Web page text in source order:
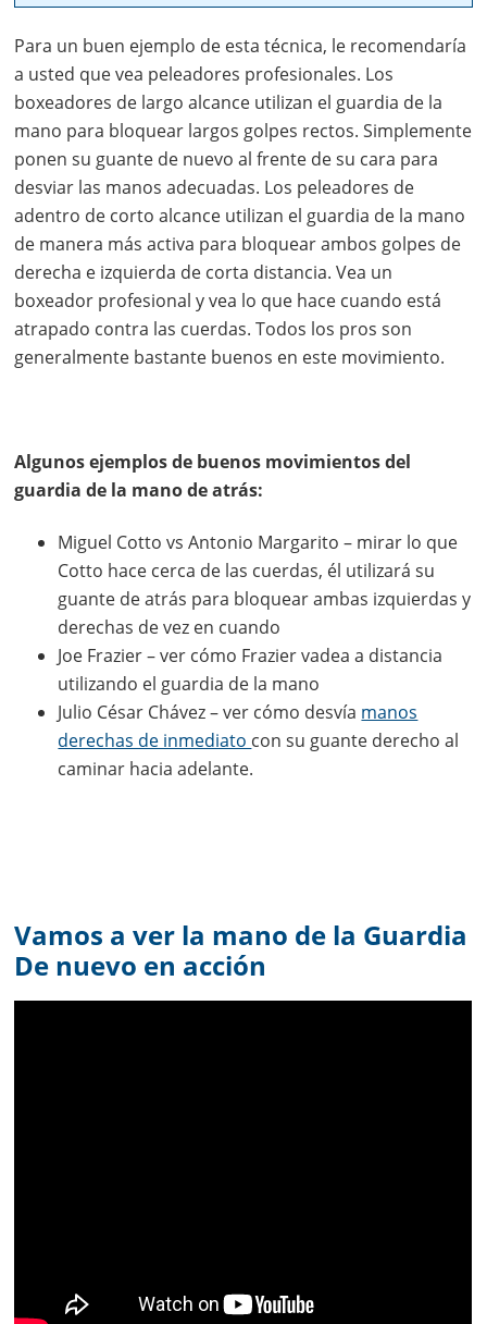
Para un buen ejemplo de esta técnica, le recomendaría
a usted que vea peleadores profesionales. Los
boxeadores de largo alcance utilizan el guardia de la
mano para bloquear largos golpes rectos. Simplemente
ponen su guante de nuevo al frente de su cara para
desviar las manos adecuadas. Los peleadores de
adentro de corto alcance utilizan el guardia de la mano
de manera más activa para bloquear ambos golpes de
derecha e izquierda de corta distancia. Vea un
boxeador profesional y vea lo que hace cuando está
atrapado contra las cuerdas. Todos los pros son
generalmente bastante buenos en este movimiento.
Algunos ejemplos de buenos movimientos del
guardia de la mano de atrás:
Miguel Cotto vs Antonio Margarito – mirar lo que
Cotto hace cerca de las cuerdas, él utilizará su
guante de atrás para bloquear ambas izquierdas y
derechas de vez en cuando
Joe Frazier – ver cómo Frazier vadea a distancia
utilizando el guardia de la mano
Julio César Chávez – ver cómo desvía manos
derechas de inmediato con su guante derecho al
caminar hacia adelante.
Vamos a ver la mano de la Guardia
De nuevo en acción